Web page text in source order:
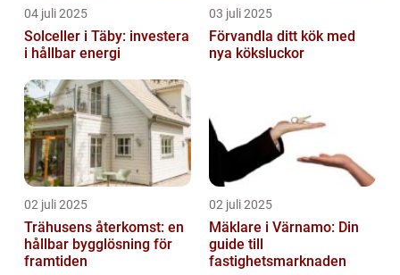
04 juli 2025
Solceller i Täby: investera
i hållbar energi
03 juli 2025
Förvandla ditt kök med
nya köksluckor
02 juli 2025
Trähusens återkomst: en
hållbar bygglösning för
framtiden
02 juli 2025
Mäklare i Värnamo: Din
guide till
fastighetsmarknaden